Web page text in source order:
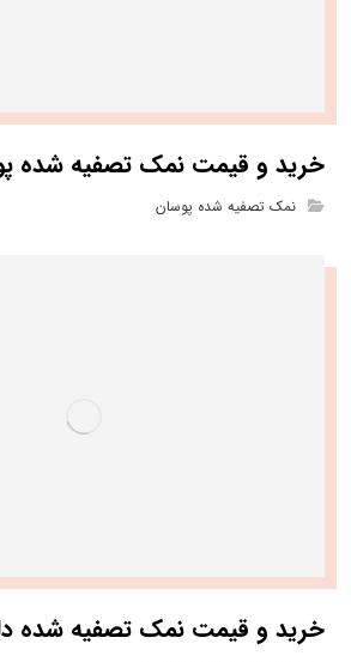
خرید و قیمت نمک تصفیه شده
نمک تصفیه شده پوسان
خرید و قیمت نمک تصفیه شده